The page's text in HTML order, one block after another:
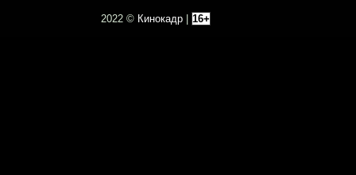
2022 © Кинокадр 16+